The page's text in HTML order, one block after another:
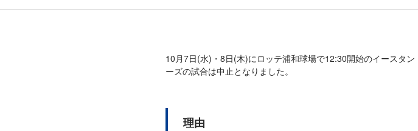
10月7日(水)・8日(木)にロッテ浦和球場で12:30開始のイースタ
ーズの試合は中止となりました。
理由